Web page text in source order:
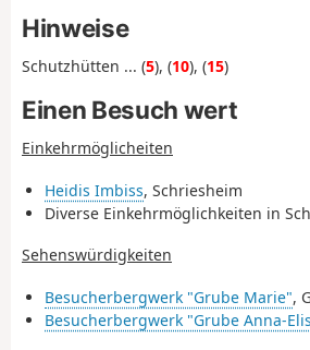
Hinweise
Schutzhütten ... (5), (10), (15)
Einen Besuch wert
Einkehrmöglicheiten
Heidis Imbiss, Schriesheim
Diverse Einkehrmöglichkeiten in
Sehenswürdigkeiten
Besucherbergwerk "Grube Marie",
Besucherbergwerk "Grube Anna-